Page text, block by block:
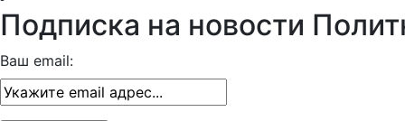
Подписка на новости
Ваш email: